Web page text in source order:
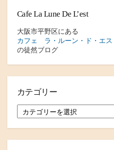
Cafe La Lune De L’est
大阪市平野区にある
カフェ ラ・ルーン・ド・エス
の徒然ブログ
カテゴリー
テ
ゴ